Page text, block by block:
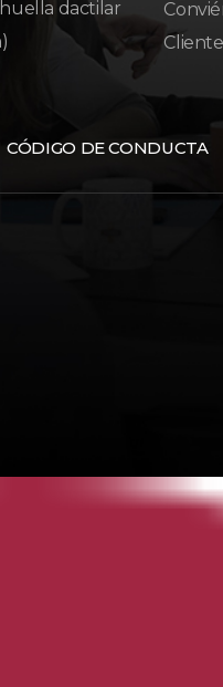
dactilar
CÓDIGO DE CONDUCTA